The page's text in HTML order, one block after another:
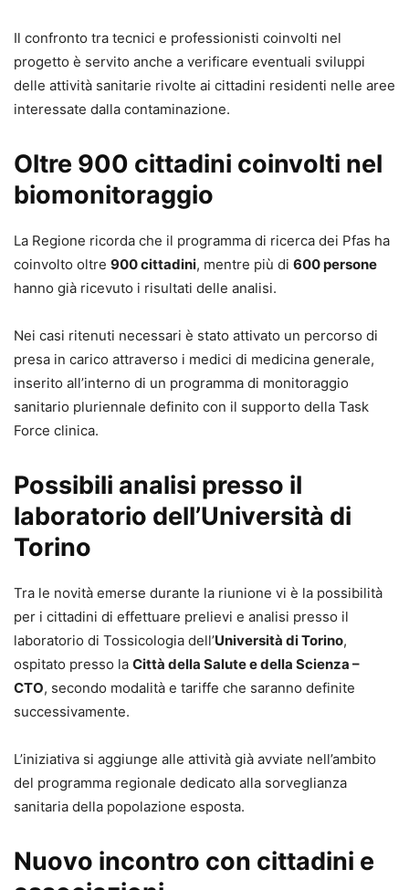
Il confronto tra tecnici e professionisti coinvolti nel
progetto è servito anche a verificare eventuali sviluppi
delle attività sanitarie rivolte ai cittadini residenti nelle aree
interessate dalla contaminazione.
Oltre 900 cittadini coinvolti nel
biomonitoraggio
La Regione ricorda che il programma di ricerca dei Pfas ha
coinvolto oltre 900 cittadini, mentre più di 600 persone
hanno già ricevuto i risultati delle analisi.
Nei casi ritenuti necessari è stato attivato un percorso di
presa in carico attraverso i medici di medicina generale,
inserito all’interno di un programma di monitoraggio
sanitario pluriennale definito con il supporto della Task
Force clinica.
Possibili analisi presso il
laboratorio dell’Università di
Torino
Tra le novità emerse durante la riunione vi è la possibilità
per i cittadini di effettuare prelievi e analisi presso il
laboratorio di Tossicologia dell’Università di Torino,
ospitato presso la Città della Salute e della Scienza –
CTO, secondo modalità e tariffe che saranno definite
successivamente.
L’iniziativa si aggiunge alle attività già avviate nell’ambito
del programma regionale dedicato alla sorveglianza
sanitaria della popolazione esposta.
Nuovo incontro con cittadini e